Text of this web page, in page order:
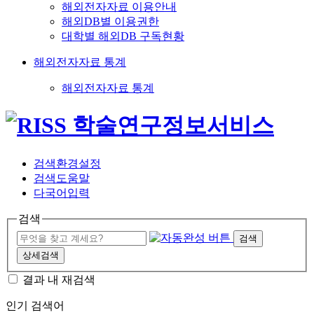
해외전자자료 이용안내
해외DB별 이용권한
대학별 해외DB 구독현황
해외전자자료 통계
해외전자자료 통계
검색환경설정
검색도움말
다국어입력
검색
검색
상세검색
결과 내 재검색
인기 검색어